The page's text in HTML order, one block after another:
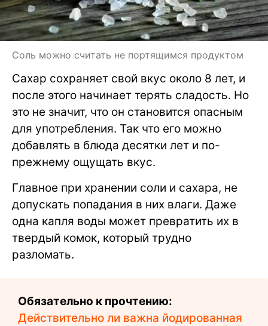
Соль можно считать не портящимся продуктом
Сахар сохраняет свой вкус около 8 лет, и
после этого начинает терять сладость. Но
это не значит, что он становится опасным
для употребления. Так что его можно
добавлять в блюда десятки лет и по-
прежнему ощущать вкус.
Главное при хранении соли и сахара, не
допускать попадания в них влаги. Даже
одна капля воды может превратить их в
твердый комок, который трудно
разломать.
Обязательно к прочтению:
Действительно ли важна йодированная